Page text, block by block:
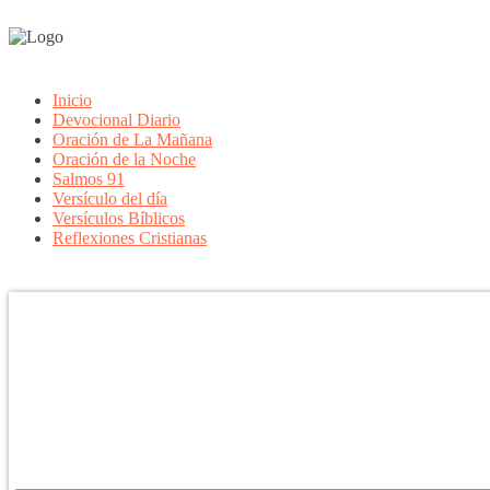
Inicio
Devocional Diario
Oración de La Mañana
Oración de la Noche
Salmos 91
Versículo del día
Versículos Bíblicos
Reflexiones Cristianas